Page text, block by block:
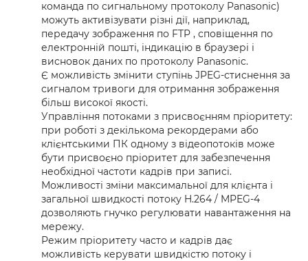
команда по сигнальному протоколу Panasonic)
можуть активізувати різні дії, наприклад,
передачу зображення по FTP , сповіщення по
електронній пошті, індикацію в браузері і
висновок даних по протоколу Panasonic.
Є можливість змінити ступінь JPEG-стиснення за
сигналом тривоги для отримання зображення
більш високої якості.
Управління потоками з присвоєнням пріоритету:
при роботі з декількома рекордерами або
клієнтськими ПК одному з відеопотоків може
бути присвоєно пріоритет для забезпечення
необхідної частоти кадрів при записі.
Можливості зміни максимальної для клієнта і
загальної швидкості потоку H.264 / MPEG-4
дозволяють гнучко регулювати навантаження на
мережу.
Режим пріоритету часто и кадрів дає
можливість керувати швидкістю потоку і